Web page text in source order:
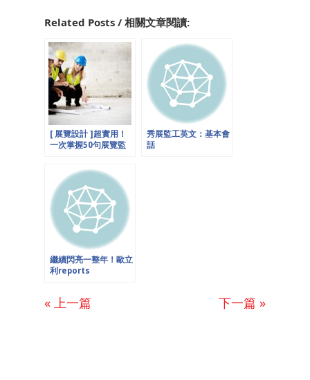
Related Posts / 相關文章閱讀:
[ 展覽設計 ]超實用！
一次掌握50句展覽監
秀展監工英文：基本會
話
繼續閃亮一整年！歐立
利reports
« 上一篇 下一篇 »